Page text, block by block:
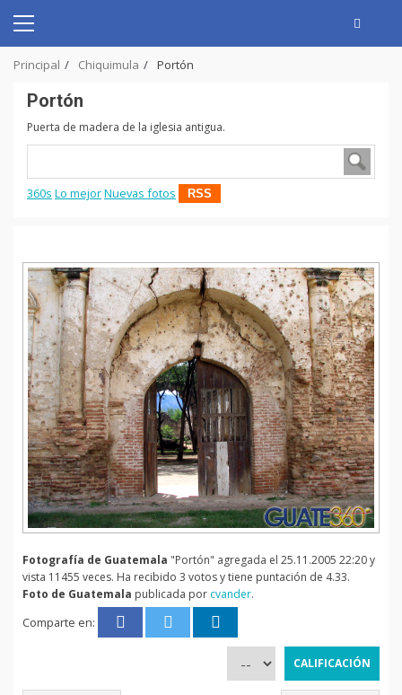
content
Primary
Principal Chiquimula Portón
Portón
Puerta de madera de la iglesia antigua.
360s Lo mejorNuevas fotos RSS
Fotografía de Guatemala "Portón" agregada el 25.11.2005 22:20 y
vista 11455 veces. Ha recibido 3 votos y tiene puntación de 4.33.
Foto de Guatemala publicada por cvander.
Comparte en: